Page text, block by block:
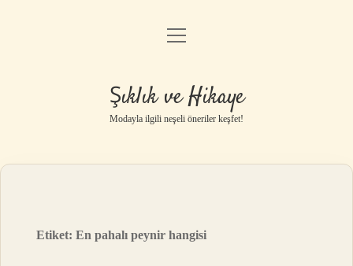
Gizlilik Politikası
Yasal Uyarı
menüyü
Şıklık ve Hikaye
Modayla ilgili neşeli öneriler keşfet!
Etiket:En pahalı peynir hangisi